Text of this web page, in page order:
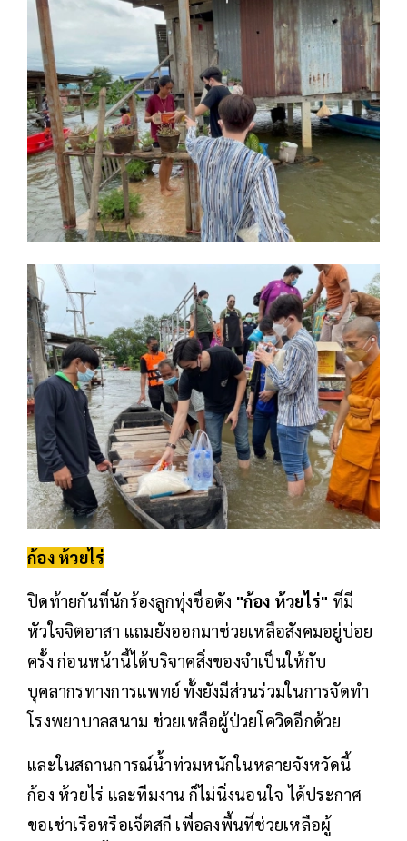
ก้อง ห้วยไร่
ปิดท้ายกันที่นักร้องลูกทุ่งชื่อดัง "ก้อง ห้วยไร่" ที่มี
หัวใจจิตอาสา แถมยังออกมาช่วยเหลือสังคมอยู่บ่อย
ครั้ง ก่อนหน้านี้ได้บริจาคสิ่งของจำเป็นให้กับ
บุคลากรทางการแพทย์ ทั้งยังมีส่วนร่วมในการจัดทำ
โรงพยาบาลสนาม ช่วยเหลือผู้ป่วยโควิดอีกด้วย
และในสถานการณ์น้ำท่วมหนักในหลายจังหวัดนี้
ก้อง ห้วยไร่ และทีมงาน ก็ไม่นิ่งนอนใจ ได้ประกาศ
ขอเช่าเรือหรือเจ็ตสกี เพื่อลงพื้นที่ช่วยเหลือผู้